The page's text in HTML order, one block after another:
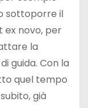
sottoporre il
ex novo, per
la
guida. Con la
quel tempo
già